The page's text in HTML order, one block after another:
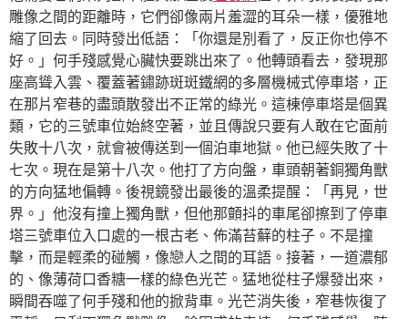
雕像之間的距離時，它們卻像兩片羞澀的耳朵一樣，優雅地
縮了回去。同時發出低語：「你還是別看了，反正你也停不
好。」何手殘感覺心臟快要跳出來了。他轉頭看去，發現那
座高聳入雲、覆蓋著鏽跡斑斑鐵網的多層機械式停車塔，正
在那片窄巷的盡頭散發出不正常的綠光。這棟停車塔是個異
類，它的三號車位始終空著，並且傳說只要有人敢在它面前
失敗十八次，就會被傳送到一個泊車地獄。他已經失敗了十
七次。現在是第十八次。他打了方向盤，車頭朝著銅獨角獸
的方向猛地偏轉。後視鏡發出最後的溫柔提醒：「再見，世
界。」他沒有撞上獨角獸，但他那顫抖的車尾卻擦到了停車
塔三號車位入口處的一根古老、佈滿苔蘚的柱子。不是撞
擊，而是輕柔的碰觸，像戀人之間的耳語。接著，一道濃郁
的、像薄荷口香糖一樣的綠色光芒。猛地從柱子爆發出來，
瞬間吞噬了何手殘和他的掀背車。光芒消失後，窄巷恢復了